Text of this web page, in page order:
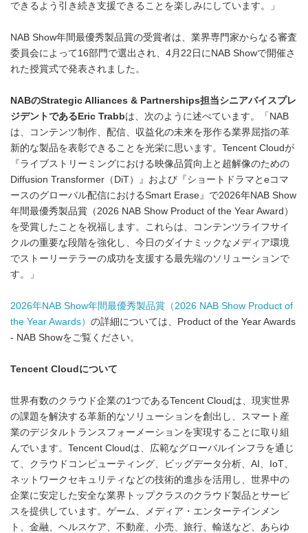
できるよう引き続き支援できることを楽しみにしています。」
NAB Show年間最優秀製品賞の受賞者は、業界専門家からなる審査
委員会によって16部門で選出され、4月22日にNAB Showで開催さ
れた授賞式で発表されました。
NABのStrategic Alliances & Partnerships担当シニアバイスプレ
ジデントであるEric Trabbは、次のように述べています。「NAB
は、コンテンツ制作、配信、収益化の未来を形作る業界屈指の革
新的な製品を表彰できることを光栄に思います。Tencent Cloudが
『ライブストリーミングにおける映像品質向上と超解像のための
Diffusion Transformer（DiT）』および『ショートドラマとeコマ
ースのグローバル配信におけるSmart Erase』で2026年NAB Show
年間最優秀製品賞（2026 NAB Show Product of the Year Award）
を受賞したことを祝福します。これらは、コンテンツライフサイ
クルの重要な段階を強化し、今日のダイナミックなメディア環境
でストーリーテラーの成功を支援する最先端のソリューションで
す。」
2026年NAB Show年間最優秀製品賞（2026 NAB Show Product of
the Year Awards） の詳細については、Product of the Year Awards
- NAB Showをご覧ください。
Tencent Cloudについて
世界有数のクラウド企業の1つであるTencent Cloudは、現実世界
の課題を解決する革新的なソリューションを創出し、スマート産
業のデジタルトランスフォーメーションを実現することに取り組
んでいます。Tencent Cloudは、広範なグローバルインフラを通じ
て、クラウドコンピューティング、ビッグデータ分析、AI、IoT、
ネットワークセキュリティなどの技術的進歩を活用し、世界中の
企業に安定した安全な業界トップクラスのクラウド製品とサービ
スを提供しています。ゲーム、メディア・エンターテインメン
ト、金融、ヘルスケア、不動産、小売、旅行、輸送など、あらゆ